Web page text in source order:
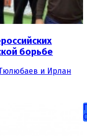
борьбе
и Ирлан